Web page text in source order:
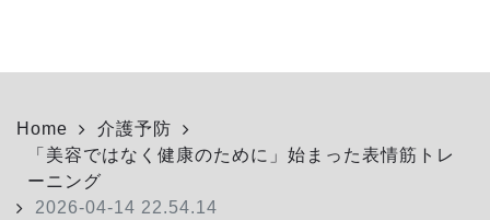
Home
介護予防
「美容ではなく健康のために」始まった表情筋トレ
ーニング
2026-04-14 22.54.14